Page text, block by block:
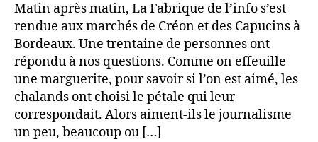
Matin après matin, La Fabrique de l’info s’est
rendue aux marchés de Créon et des Capucins à
Bordeaux. Une trentaine de personnes ont
répondu à nos questions. Comme on effeuille
une marguerite, pour savoir si l’on est aimé, les
chalands ont choisi le pétale qui leur
correspondait. Alors aiment-ils le journalisme
un peu, beaucoup ou […]